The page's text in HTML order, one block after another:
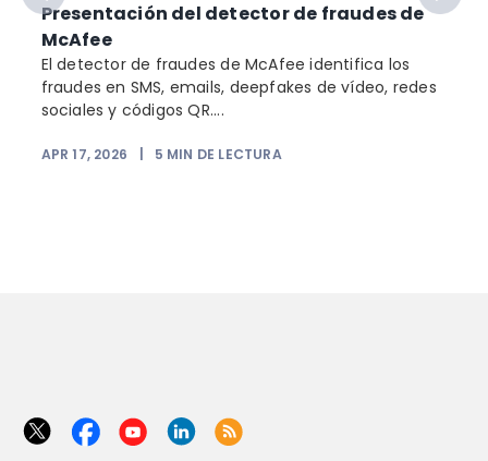
Presentación del detector de fraudes de
McAfee
El detector de fraudes de McAfee identifica los
fraudes en SMS, emails, deepfakes de vídeo, redes
sociales y códigos QR....
APR 17, 2026 5 MIN DE LECTURA